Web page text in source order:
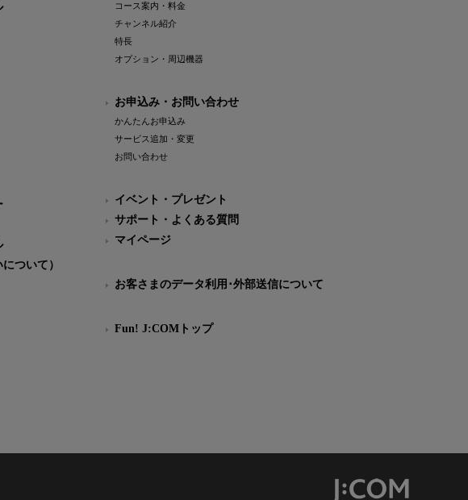
ついて）
コース案内・料金
チャンネル紹介
特長
オプション・周辺機器
お申込み・お問い合わせ
かんたんお申込み
サービス追加・変更
お問い合わせ
イベント・プレゼント
サポート・よくある質問
マイページ
お客さまのデータ利用･外部送信について
Fun! J:COMトップ